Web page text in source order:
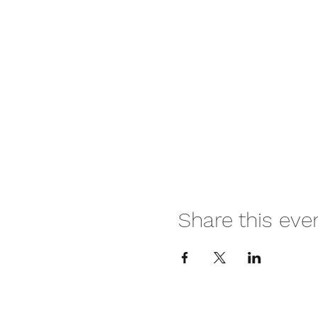
Share this